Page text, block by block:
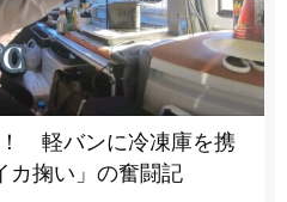
軽バンに冷凍庫を携
カ掬い」の奮闘記